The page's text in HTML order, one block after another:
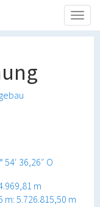
54′ 36,26″ O
m
m: 5.726.815,50 m